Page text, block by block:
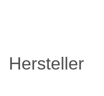
Hersteller